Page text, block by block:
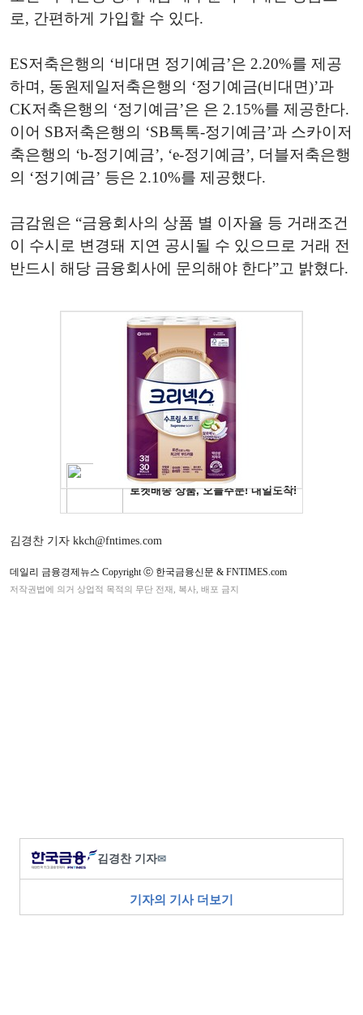
로, 간편하게 가입할 수 있다.
ES저축은행의 ‘비대면 정기예금’은 2.20%를 제공
하며, 동원제일저축은행의 ‘정기예금(비대면)’과
CK저축은행의 ‘정기예금’은 은 2.15%를 제공한다.
이어 SB저축은행의 ‘SB톡톡-정기예금’과 스카이저
축은행의 ‘b-정기예금’, ‘e-정기예금’, 더블저축은행
의 ‘정기예금’ 등은 2.10%를 제공했다.
금감원은 “금융회사의 상품 별 이자율 등 거래조건
이
수시로 변경돼 지연 공시될 수 있으므로 거래 전
반드시
해당 금융회사에 문의해야 한다”고 밝혔다.
김경찬 기자 kkch@fntimes.com
데일리 금융경제뉴스 Copyright ⓒ 한국금융신문 & FNTIMES.com
저작권법에 의거 상업적 목적의 무단 전재, 복사, 배포 금지
김경찬 기자✉
기자의 기사 더보기